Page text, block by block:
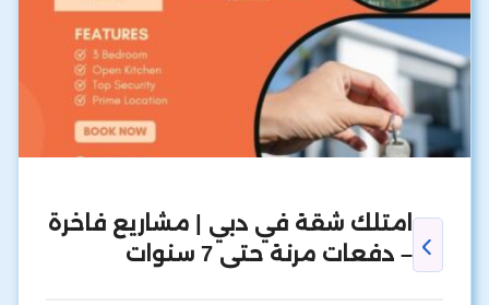
امتلك شقة في دبي | مشاريع فاخرة
– دفعات مرنة حتى 7 سنوات